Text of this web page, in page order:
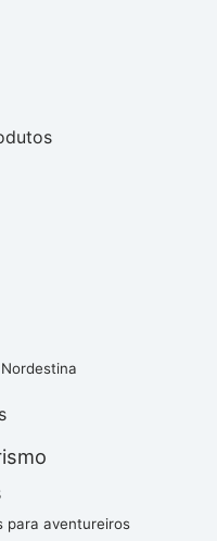
para aventureiros